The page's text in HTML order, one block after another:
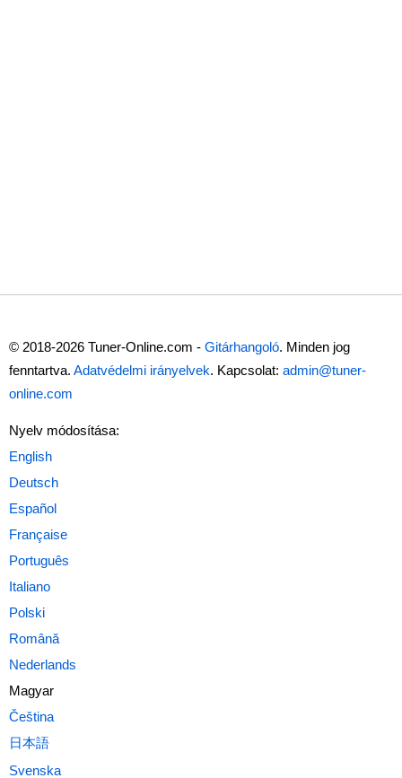
© 2018-2026 Tuner-Online.com - Gitárhangoló. Minden jog
fenntartva. Adatvédelmi irányelvek. Kapcsolat: admin@tuner-
online.com
Nyelv módosítása:
Magyar